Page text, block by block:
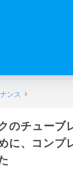
ンス
のチューブ
に、コンプ